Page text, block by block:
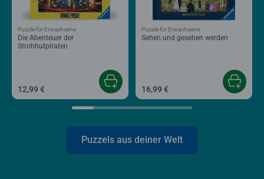
Die Abenteuer der
Strohhutpiraten
Puzzle für Erwachsene
12,99 €
Sehen und gesehen werden
Puzzle für Erwachsene
16,99 €
Puzzels aus deiner Welt